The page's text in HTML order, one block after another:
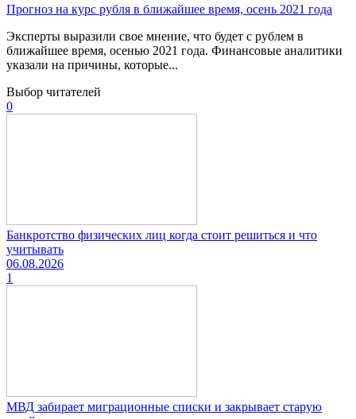
Прогноз на курс рубля в ближайшее время, осень 2021 года
Эксперты выразили свое мнение, что будет с рублем в
ближайшее время, осенью 2021 года. Финансовые аналитики
указали на причины, которые...
Выбор читателей
0
Банкротство физических лиц когда стоит решиться и что
учитывать
06.08.2026
1
МВД забирает миграционные списки и закрывает старую